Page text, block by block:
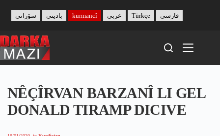
content
بادینی سۆرانی kurmancî عربي Türkçe فارسی
NÊÇÎRVAN BARZANÎ LI GEL
DONALD TIRAMP DICIVE